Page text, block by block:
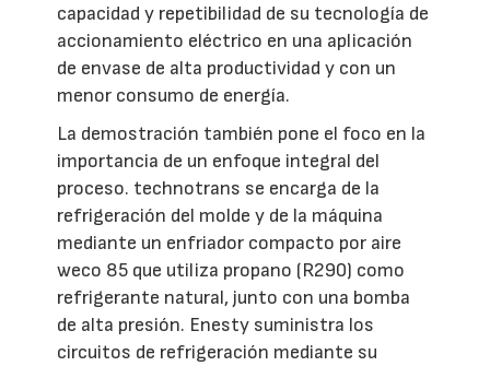
capacidad y repetibilidad de su tecnología de
accionamiento eléctrico en una aplicación
de envase de alta productividad y con un
menor consumo de energía.
La demostración también pone el foco en la
importancia de un enfoque integral del
proceso. technotrans se encarga de la
refrigeración del molde y de la máquina
mediante un enfriador compacto por aire
weco 85 que utiliza propano (R290) como
refrigerante natural, junto con una bomba
de alta presión. Enesty suministra los
circuitos de refrigeración mediante su